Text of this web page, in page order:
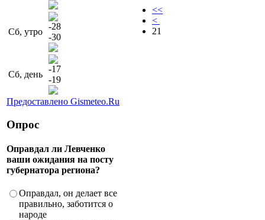
Сб, утро
-28
-30
Сб, день
-17
-19
Предоставлено Gismeteo.Ru
Опрос
Оправдал ли Левченко
ваши ожидания на посту
губернатора региона?
Оправдал, он делает все
правильно, заботится о
народе
<<
<
21